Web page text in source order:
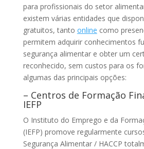
para profissionais do setor
existem várias entidades que
gratuitos, tanto online como
permitem adquirir conhecimentos
segurança alimentar e obter um
reconhecido, sem custos para os
algumas das principais opções:
– Centros de Formação
IEFP
O Instituto do Emprego e da
(IEFP) promove regularmente
Segurança Alimentar / HACCP